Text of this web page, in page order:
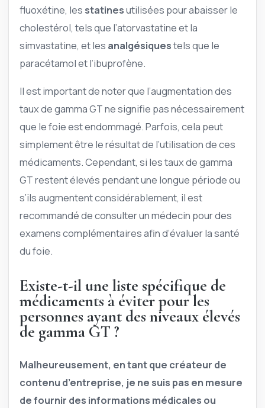
fluoxétine, les statinesutilisées pour abaisser le
cholestérol, tels que l’atorvastatine et la
simvastatine, et les analgésiquestels que le
paracétamol et l’ibuprofène.
Il est important de noter que l’augmentation des
taux de gamma GT ne signifie pas nécessairement
que le foie est endommagé. Parfois, cela peut
simplement être le résultat de l’utilisation de ces
médicaments. Cependant, si les taux de gamma
GT restent élevés pendant une longue période ou
s’ils augmentent considérablement, il est
recommandé de consulter un médecin pour des
examens complémentaires afin d’évaluer la santé
du foie.
Existe-t-il une liste spécifique de
médicaments à éviter pour les
personnes ayant des niveaux élevés
de gamma GT ?
Malheureusement, en tant que créateur de
contenu d’entreprise, je ne suis pas en mesure
de fournir des informations médicales ou